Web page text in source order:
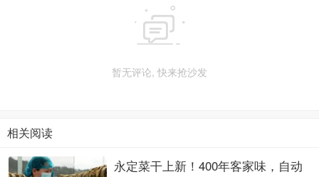

暂无评论, 快来抢沙发
相关阅读
永定菜干上新！400年客家味，自动